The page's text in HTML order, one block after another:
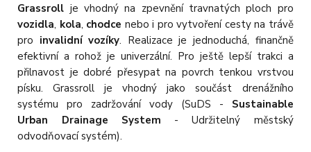
Grassroll je vhodný na zpevnění travnatých ploch pro
vozidla, kola, chodce nebo i pro vytvoření cesty na trávě
pro invalidní vozíky. Realizace je jednoduchá, finančně
efektivní a rohož je univerzální. Pro ještě lepší trakci a
přilnavost je dobré přesypat na povrch tenkou vrstvou
písku. Grassroll je vhodný jako součást drenážního
systému pro zadržování vody (SuDS - Sustainable
Urban Drainage System - Udržitelný městský
odvodňovací systém).